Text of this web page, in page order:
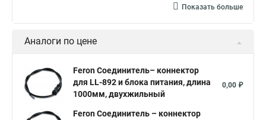
Показать больше
Аналоги по цене
Feron Соединитель– коннектор
для LL-892 и блока питания, длина
1000мм, двухжильный
0,00 ₽
Feron Соединитель – коннектор